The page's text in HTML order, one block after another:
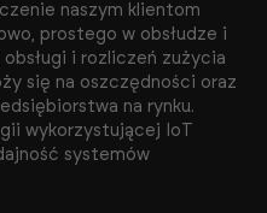
naszym klientom
prostego w obsłudze i
i rozliczeń zużycia
się na oszczędności oraz
na rynku.
wykorzystującej IoT
systemów